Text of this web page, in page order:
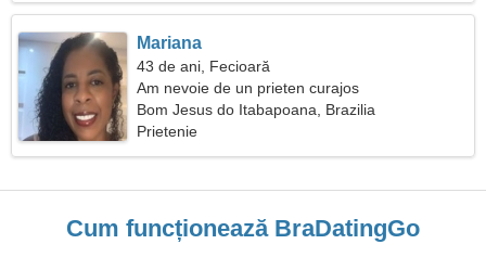
Mariana
43 de ani, Fecioară
Am nevoie de un prieten curajos
Bom Jesus do Itabapoana, Brazilia
Prietenie
Cum funcționează BraDatingGo